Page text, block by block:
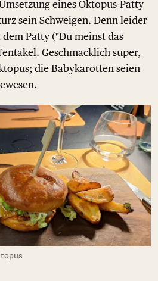
eines Oktopus-Patty
sein Schweigen. Denn leider
Patty ("Du meinst das
Geschmacklich super,
die Babykarotten seien